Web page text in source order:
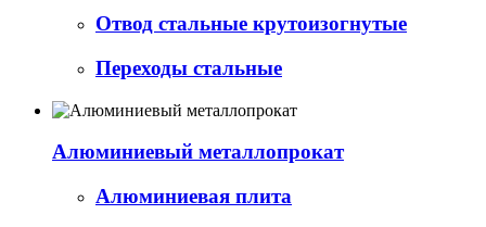
Отвод стальные крутоизогнутые
Переходы стальные
Алюминиевый металлопрокат
Алюминиевая плита